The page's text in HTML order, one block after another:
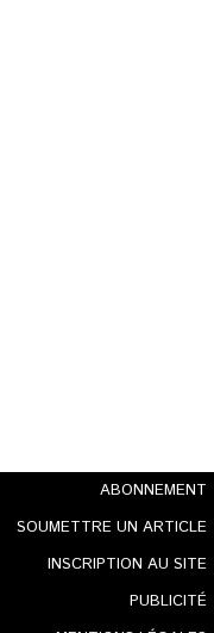
ABONNEMENT
SOUMETTRE UN ARTICLE
INSCRIPTION AU SITE
PUBLICITÉ